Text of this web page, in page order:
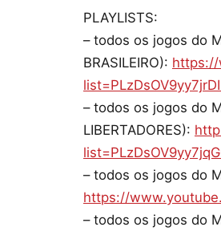
PLAYLISTS:
– todos os jogos do
BRASILEIRO): https://
– todos os jogos do
LIBERTADORES):
– todos os jogos do
https://
– todos os jogos do